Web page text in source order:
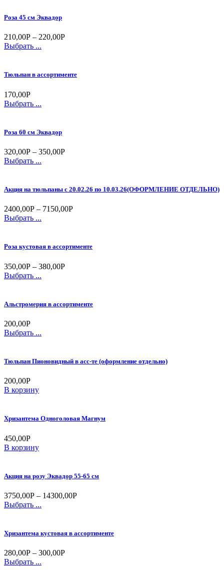
Роза 45 см Эквадор
210,00Р – 220,00Р
Выбрать ...
Тюльпан в ассортименте
170,00Р
Выбрать ...
Роза 60 см Эквадор
320,00Р – 350,00Р
Выбрать ...
Акция на тюльпаны с 20.02.26 по 10.03.26(ОФОРМЛЕНИЕ ОТДЕЛЬНО)
2400,00Р – 7150,00Р
Выбрать ...
Роза кустовая в ассортименте
350,00Р – 380,00Р
Выбрать ...
Альстромерия в ассортименте
200,00Р
Выбрать ...
Тюльпан Пионовидный в асс-те (оформление отдельно)
200,00Р
В корзину
Хризантема Одноголовая Магнум
450,00Р
В корзину
Акция на розу Эквадор 55-65 см
3750,00Р – 14300,00Р
Выбрать ...
Хризантема кустовая в ассортименте
280,00Р – 300,00Р
Выбрать ...